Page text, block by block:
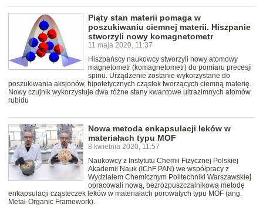
Piąty stan materii pomaga w
poszukiwaniu ciemnej materii. Hiszpanie
stworzyli nowy komagnetometr
11 maja 2020, 11:37
Hiszpańscy naukowcy stworzyli nowy atomowy
magnetometr (komagnetometr) do pomiaru precesji
spinu. Urządzenie zostanie wykorzystane do
poszukiwania aksjonów, hipotetycznych cząstek tworzących ciemną materię.
Nowy czujnik wykorzystuje dwa różne stany kwantowe ultrazimnych atomów
rubidu
Nowa metoda enkapsulacji leków w
materiałach typu MOF
8 kwietnia 2020, 11:57
Naukowcy z Instytutu Chemii Fizycznej Polskiej
Akademii Nauk (IChF PAN) we współpracy z
Wydziałem Chemicznym Politechniki Warszawskiej
opracowali nową, bezrozpuszczalnikową metodę
enkapsulacji cząsteczek leków w materiałach porowatych typu MOF (ang.
Metal-Organic Framework).